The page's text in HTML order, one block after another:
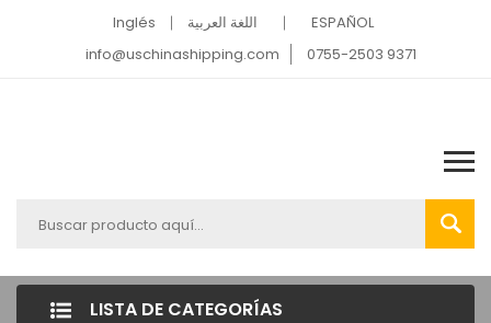
Inglés اللغة العربية
ESPAÑOL
info@uschinashipping.com
0755-2503 9371
LISTA DE CATEGORÍAS